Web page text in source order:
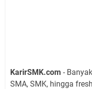
KarirSMK.com -
SMA, SMK, hingga